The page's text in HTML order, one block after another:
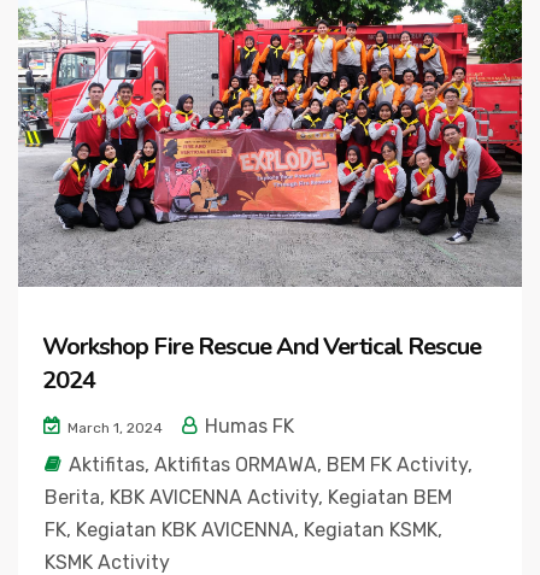
Workshop Fire Rescue And Vertical Rescue
2024
March 1, 2024
Humas FK
Aktifitas, Aktifitas ORMAWA, BEM FK Activity,
Berita, KBK AVICENNA Activity, Kegiatan BEM
FK, Kegiatan KBK AVICENNA, Kegiatan KSMK,
KSMK Activity